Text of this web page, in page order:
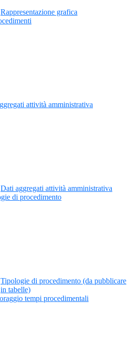
Rappresentazione grafica
attività amministrativa
Dati aggregati attività amministrativa
di procedimento
Tipologie di procedimento (da pubblicare
in tabelle)
tempi procedimentali